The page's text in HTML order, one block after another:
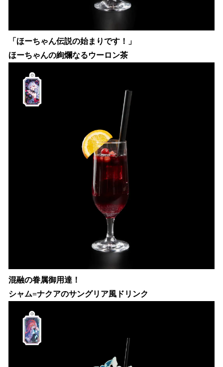
「ほーちゃん伝説の始まりです！」
ほーちゃんの絢爛なるウーロン茶
混融の眷属御用達！
シャム=ナクアのサングリア風ドリンク